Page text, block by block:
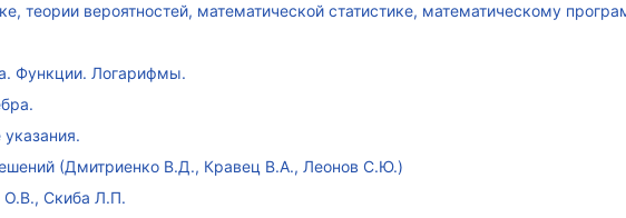
теории вероятностей, математической статистике, математическому
Функции. Логарифмы.
(Дмитриенко В.Д., Кравец В.А., Леонов С.Ю.)
О.В., Скиба Л.П.